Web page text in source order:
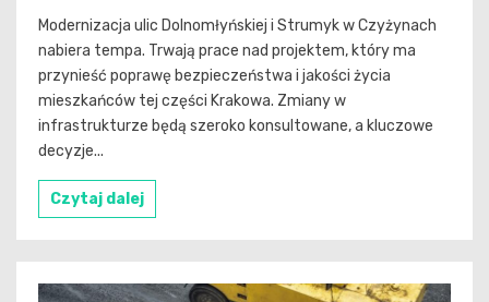
Modernizacja ulic Dolnomłyńskiej i Strumyk w Czyżynach
nabiera tempa. Trwają prace nad projektem, który ma
przynieść poprawę bezpieczeństwa i jakości życia
mieszkańców tej części Krakowa. Zmiany w
infrastrukturze będą szeroko konsultowane, a kluczowe
decyzje...
Czytaj dalej